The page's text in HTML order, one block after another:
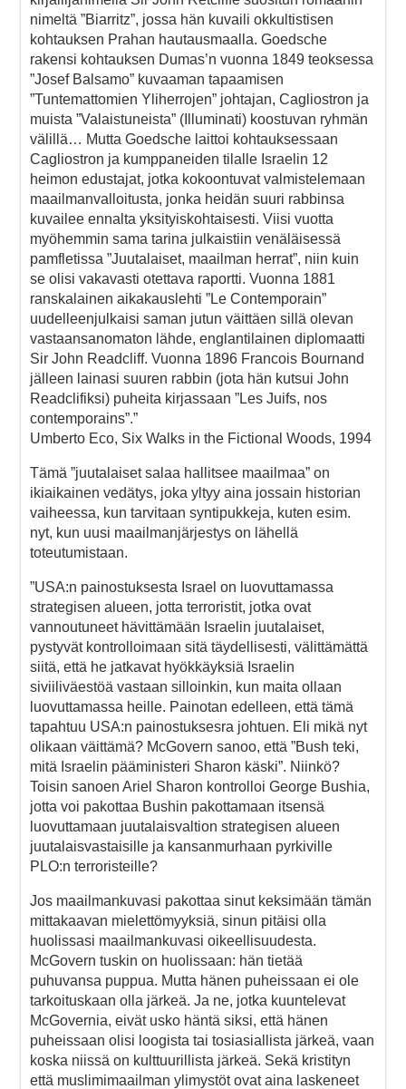
nimeltä ”Biarritz”, jossa hän kuvaili okkultistisen
kohtauksen Prahan hautausmaalla. Goedsche
rakensi kohtauksen Dumas’n vuonna 1849 teoksessa
”Josef Balsamo” kuvaaman tapaamisen
”Tuntemattomien Yliherrojen” johtajan, Cagliostron ja
muista ”Valaistuneista” (Illuminati) koostuvan ryhmän
välillä… Mutta Goedsche laittoi kohtauksessaan
Cagliostron ja kumppaneiden tilalle Israelin 12
heimon edustajat, jotka kokoontuvat valmistelemaan
maailmanvalloitusta, jonka heidän suuri rabbinsa
kuvailee ennalta yksityiskohtaisesti. Viisi vuotta
myöhemmin sama tarina julkaistiin venäläisessä
pamfletissa ”Juutalaiset, maailman herrat”, niin kuin
se olisi vakavasti otettava raportti. Vuonna 1881
ranskalainen aikakauslehti ”Le Contemporain”
uudelleenjulkaisi saman jutun väittäen sillä olevan
vastaansanomaton lähde, englantilainen diplomaatti
Sir John Readcliff. Vuonna 1896 Francois Bournand
jälleen lainasi suuren rabbin (jota hän kutsui John
Readclifiksi) puheita kirjassaan ”Les Juifs, nos
contemporains”.”
Umberto Eco, Six Walks in the Fictional Woods, 1994
Tämä ”juutalaiset salaa hallitsee maailmaa” on
ikiaikainen vedätys, joka yltyy aina jossain historian
vaiheessa, kun tarvitaan syntipukkeja, kuten esim.
nyt, kun uusi maailmanjärjestys on lähellä
toteutumistaan.
”USA:n painostuksesta Israel on luovuttamassa
strategisen alueen, jotta terroristit, jotka ovat
vannoutuneet hävittämään Israelin juutalaiset,
pystyvät kontrolloimaan sitä täydellisesti, välittämättä
siitä, että he jatkavat hyökkäyksiä Israelin
siviiliväestöä vastaan silloinkin, kun maita ollaan
luovuttamassa heille. Painotan edelleen, että tämä
tapahtuu USA:n painostuksesra johtuen. Eli mikä nyt
olikaan väittämä? McGovern sanoo, että ”Bush teki,
mitä Israelin pääministeri Sharon käski”. Niinkö?
Toisin sanoen Ariel Sharon kontrolloi George Bushia,
jotta voi pakottaa Bushin pakottamaan itsensä
luovuttamaan juutalaisvaltion strategisen alueen
juutalaisvastaisille ja kansanmurhaan pyrkiville
PLO:n terroristeille?
Jos maailmankuvasi pakottaa sinut keksimään tämän
mittakaavan mielettömyyksiä, sinun pitäisi olla
huolissasi maailmankuvasi oikeellisuudesta.
McGovern tuskin on huolissaan: hän tietää
puhuvansa puppua. Mutta hänen puheissaan ei ole
tarkoituskaan olla järkeä. Ja ne, jotka kuuntelevat
McGovernia, eivät usko häntä siksi, että hänen
puheissaan olisi loogista tai tosiasiallista järkeä, vaan
koska niissä on kulttuurillista järkeä. Sekä kristityn
että muslimimaailman ylimystöt ovat aina laskeneet